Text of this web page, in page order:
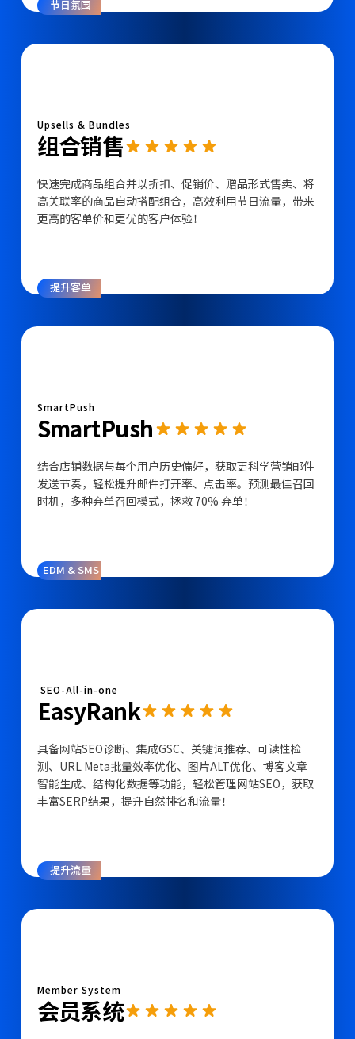
节日氛围
Upsells & Bundles
组合销售
快速完成商品组合并以折扣、促销价、赠品形式售卖、将
高关联率的商品自动搭配组合，高效利用节日流量，带来
更高的客单价和更优的客户体验！
提升客单
SmartPush
SmartPush
结合店铺数据与每个用户历史偏好，获取更科学营销邮件
发送节奏，轻松提升邮件打开率、点击率。预测最佳召回
时机，多种弃单召回模式，拯救 70% 弃单！
EDM & SMS
SEO-All-in-one
EasyRank
具备网站SEO诊断、集成GSC、关键词推荐、可读性检
测、URL Meta批量效率优化、图片ALT优化、博客文章
智能生成、结构化数据等功能，轻松管理网站SEO，获取
丰富SERP结果，提升自然排名和流量！
提升流量
Member System
会员系统